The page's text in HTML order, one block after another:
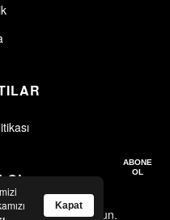
OL
için abone olun.
ABONE
OL
Kapat